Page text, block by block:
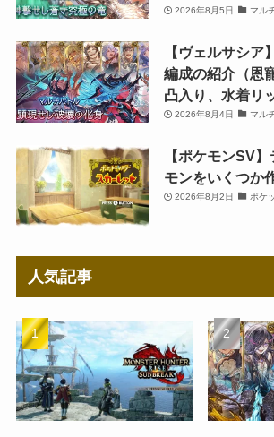
2026年8月5日 マル
【ヴェルサシア
編成の紹介（恩
凸入り、水着リ
2026年8月4日 マル
【ポケモンSV
モンをいくつか
2026年8月2日 ポケ
人気記事